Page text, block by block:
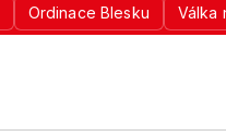
Ordinace Blesku Válka